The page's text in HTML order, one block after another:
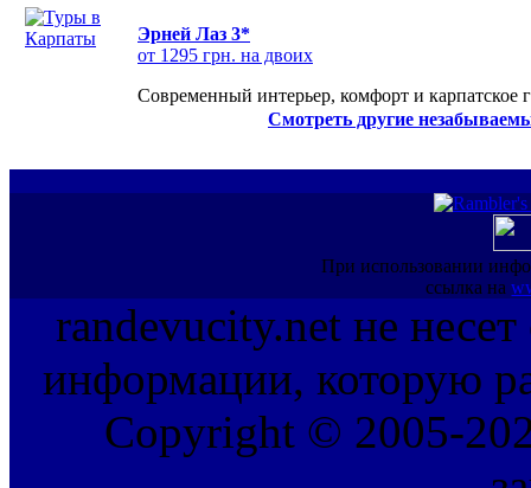
Эрней Лаз 3*
от 1295 грн. на двоих
Современный интерьер, комфорт и карпатское
Смотреть другие
При использовании
ссылка на
randevucity.net не несет
информации, которую
Copyright © 2005-